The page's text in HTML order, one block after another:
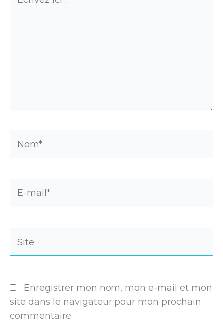
ici…
mail*
Enregistrer mon nom, mon e-mail et mon
site dans le navigateur pour mon prochain
commentaire.